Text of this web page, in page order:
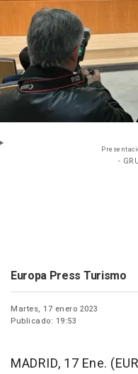
-
Europa Press Turismo
Martes, 17 enero 2023
Publicado: 19:53
MADRID, 17 Ene.